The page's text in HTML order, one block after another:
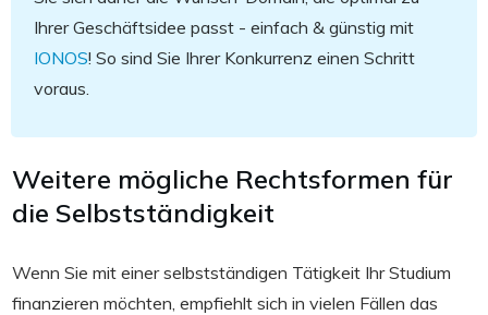
Ihrer Geschäftsidee passt - einfach & günstig mit
IONOS! So sind Sie Ihrer Konkurrenz einen Schritt
voraus.
Weitere mögliche Rechtsformen für
die Selbstständigkeit
Wenn Sie mit einer selbstständigen Tätigkeit Ihr Studium
finanzieren möchten, empfiehlt sich in vielen Fällen das